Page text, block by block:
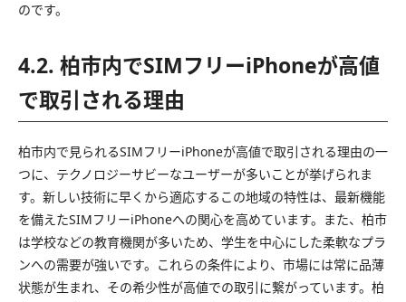
のです。
4.2. 柏市内でSIMフリーiPhoneが高値
で取引される理由
柏市内で見られるSIMフリーiPhoneが高値で取引される理由の一
つに、テクノロジーサビーなユーザーが多いことが挙げられま
す。新しい技術に早くから適応するこの地域の特性は、最新機能
を備えたSIMフリーiPhoneへの関心を高めています。また、柏市
は学校などの教育機関が多いため、学生を中心にした柔軟なプラ
ンへの需要が強いです。これらの条件により、市場には常に品薄
状態が生まれ、その希少性が高値での取引に繋がっています。柏